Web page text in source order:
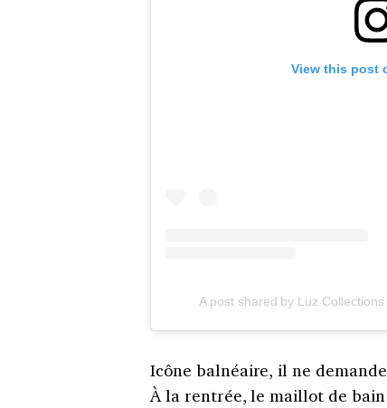
View this post
A post shared by Luz
Icône balnéaire, il ne
À la rentrée, le maillot de